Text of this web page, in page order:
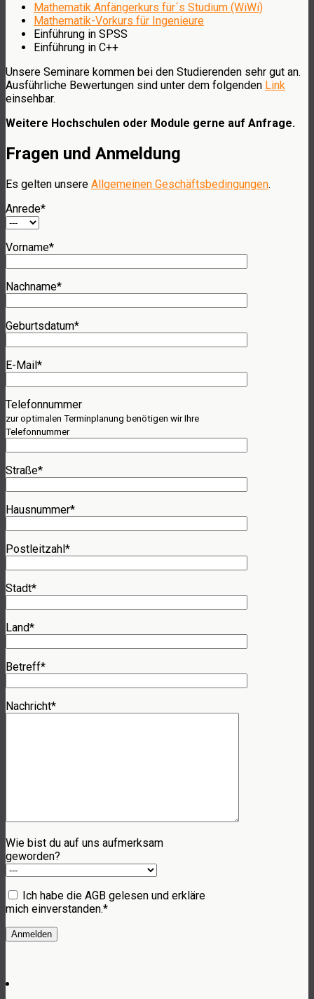
Mathematik Anfängerkurs für´s Studium (WiWi)
Mathematik-Vorkurs für Ingenieure
Einführung in SPSS
Einführung in C++
Unsere Seminare kommen bei den Studierenden sehr gut an.
Ausführliche Bewertungen sind unter dem folgenden Link
einsehbar.
Weitere Hochschulen oder Module gerne auf Anfrage.
Fragen und Anmeldung
Es gelten unsere Allgemeinen Geschäftsbedingungen.
Anrede*
Vorname*
Nachname*
Geburtsdatum*
E-Mail*
Telefonnummer
zur optimalen Terminplanung benötigen wir Ihre
Telefonnummer
Straße*
Hausnummer*
Postleitzahl*
Stadt*
Land*
Betreff*
Nachricht*
Wie bist du auf uns aufmerksam
geworden?
Ich habe die AGB gelesen und erkläre
mich einverstanden.*